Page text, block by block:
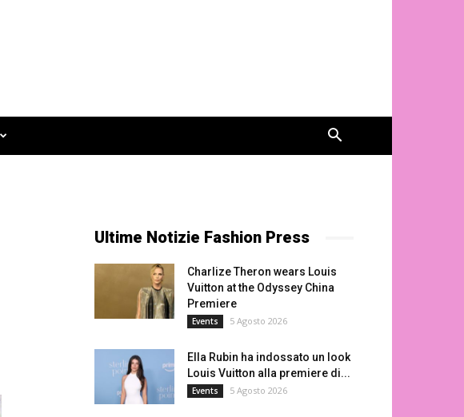
Ultime Notizie Fashion Press
Charlize Theron wears Louis
Vuitton at the Odyssey China
Premiere
Events 5 Agosto 2026
Ella Rubin ha indossato un look
Louis Vuitton alla premiere di...
Events 5 Agosto 2026